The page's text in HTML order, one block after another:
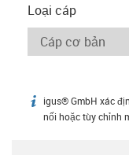
Loại cáp
igus-icon-info
igus® GmbH xác
nối hoặc tùy chỉnh